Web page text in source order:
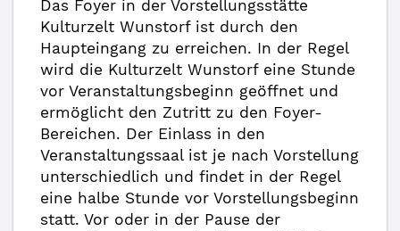
Das Foyer in der Vorstellungsstätte
Kulturzelt Wunstorf ist durch den
Haupteingang zu erreichen. In der Regel
wird die Kulturzelt Wunstorf eine Stunde
vor Veranstaltungsbeginn geöffnet und
ermöglicht den Zutritt zu den Foyer-
Bereichen. Der Einlass in den
Veranstaltungssaal ist je nach Vorstellung
unterschiedlich und findet in der Regel
eine halbe Stunde vor Vorstellungsbeginn
statt. Vor oder in der Pause der